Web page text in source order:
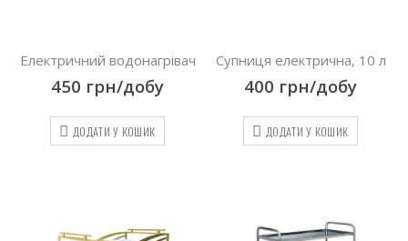
Електричний водонагрівач
450 грн/добу
ДОДАТИ У КОШИК
Супниця електрична, 10 л
400 грн/добу
ДОДАТИ У КОШИК